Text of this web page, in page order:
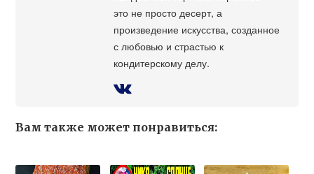
это не просто десерт, а
произведение искусства, созданное
с любовью и страстью к
кондитерскому делу.
Вам также может понравиться: